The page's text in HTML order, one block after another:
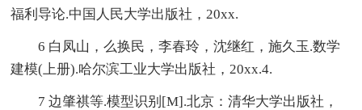
福利导论.中国人民大学出版社，20xx.
6 白凤山，么换民，李春玲，沈继红，施久玉.数学
建模(上册).哈尔滨工业大学出版社，20xx.4.
7 边肇祺等.模型识别[M].北京：清华大学出版社，